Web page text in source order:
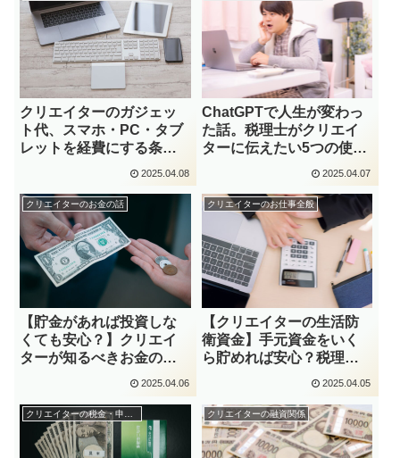
クリエイターのガジェッ
ト代、スマホ・PC・タブ
レットを経費にする条件
2025.04.08
ChatGPTで人生が変わっ
た話。税理士がクリエイ
ターに伝えたい5つの使い
2025.04.07
クリエイターのお金の話
【貯金があれば投資しな
くても安心？】クリエイ
ターが知るべきお金の守
2025.04.06
クリエイターのお仕事全般
【クリエイターの生活防
衛資金】手元資金をいく
ら貯めれば安心？税理士
2025.04.05
クリエイターの税金・申告関係 クリエイターの融資関係